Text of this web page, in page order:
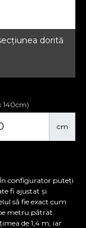
dorită
cm
140cm)
În configurator puteți
fi ajustat și
să fie exact cum
metru pătrat.
de 1,4 m, iar